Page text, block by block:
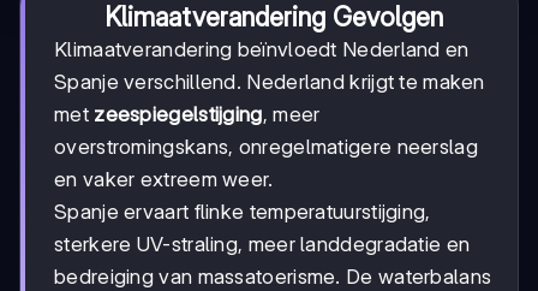
Klimaatverandering Gevolgen
Klimaatverandering beïnvloedt Nederland en
Spanje verschillend. Nederland krijgt te maken
met zeespiegelstijging, meer
overstromingskans, onregelmatigere neerslag
en vaker extreem weer.
Spanje ervaart flinke temperatuurstijging,
sterkere UV-straling, meer landdegradatie en
bedreiging van massatoerisme. De waterbalans